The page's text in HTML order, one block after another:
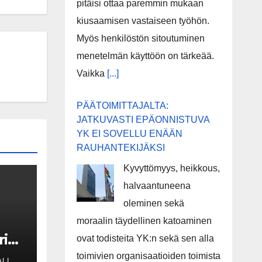
pitäisi ottaa paremmin mukaan
kiusaamisen vastaiseen työhön.
Myös henkilöstön sitoutuminen
menetelmän käyttöön on tärkeää.
Vaikka [...]
PÄÄTOIMITTAJALTA:
JATKUVASTI EPÄONNISTUVA
YK EI SOVELLU ENÄÄN
RAUHANTEKIJÄKSI
Kyvyttömyys, heikkous,
halvaantuneena
oleminen sekä
moraalin täydellinen katoaminen
ovat todisteita YK:n sekä sen alla
toimivien organisaatioiden toimista